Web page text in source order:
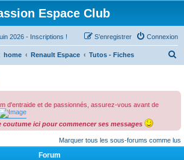
Espace Club
2026 - Inscriptions ! Connexion
S’enregistrer
home Renault Espace Tutos - Fiches
c
d'entraide et de passionnés, assurez-vous avant de
coutume ici pour commencer ses messages
Marquer tous les sous-forums comme lus
Forum